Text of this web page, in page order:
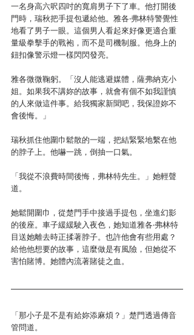
一名身高六呎四吋的寬肩男子下了車。他打開後
門時，瑞秋把手提包遞給他。雅各‧弗林特警覺性
地看了男子一眼。這個男人看起來好像更適合重
量級拳擊手的戰袍，而不是司機制服。他身上的
鈕扣像警示燈一樣閃閃發亮。
雅各微微鞠躬。「沒人能逃避媒體，薩弗納克小
姐。如果我不講妳的故事，就會有個不如我謹慎
的人來做這件事。給我獨家新聞吧，我保證妳不
會後悔。」
瑞秋抓住他圍巾鬆散的一端，把結緊緊地繫在他
的脖子上。他嚇一跳，倒抽一口氣。
「我從不浪費時間後悔，弗林特先生。」她輕聲
道。
她鬆開圍巾，從楚門手中接過手提包，坐進幻影
的後座。車子緩緩駛入夜色，她知道雅各‧弗林特
目送她離去時正揉著脖子。也許他會有些用處？
給他他想要的故事，這麼做是有風險，但她從不
害怕賭博。她體內流著賭徒之血。
「那小子是不是有給妳添麻煩？」楚門透過傳音
管問道。